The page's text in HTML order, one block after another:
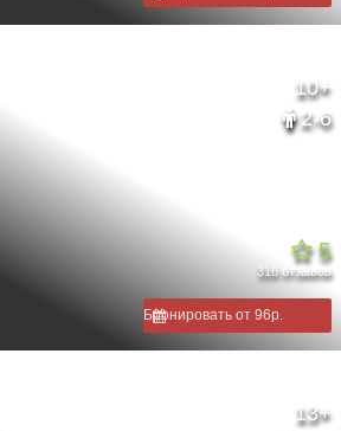
10+
2-6
5
316 отзывов
Бронировать от 96р.
13+